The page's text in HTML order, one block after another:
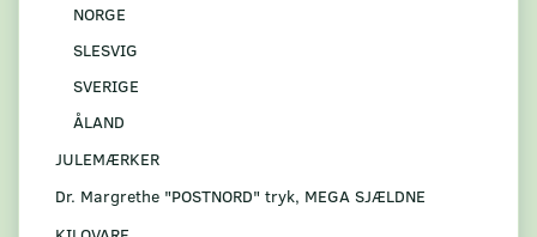
NORGE
SLESVIG
SVERIGE
ÅLAND
JULEMÆRKER
Dr. Margrethe "POSTNORD" tryk, MEGA SJÆLDNE